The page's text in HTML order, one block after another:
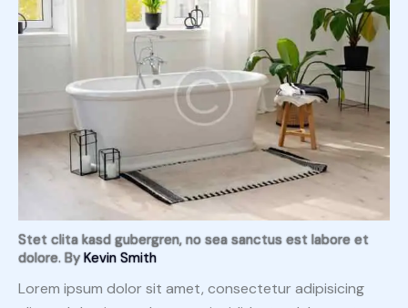
Stet clita kasd gubergren, no sea sanctus est labore et
dolore. ByKevin Smith
Lorem ipsum dolor sit amet, consectetur adipisicing